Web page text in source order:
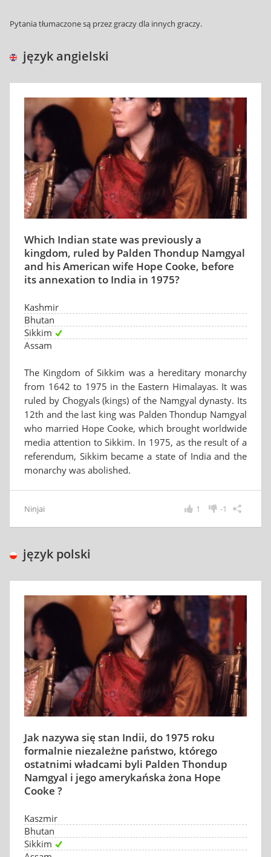
Pytania tłumaczone są przez graczy dla innych graczy.
język angielski
Which Indian state was previously a
kingdom, ruled by Palden Thondup Namgyal
and his American wife Hope Cooke, before
its annexation to India in 1975?
Kashmir
Bhutan
Sikkim
Assam
The Kingdom of Sikkim was a hereditary monarchy
from 1642 to 1975 in the Eastern Himalayas. It was
ruled by Chogyals (kings) of the Namgyal dynasty. Its
12th and the last king was Palden Thondup Namgyal
who married Hope Cooke, which brought worldwide
media attention to Sikkim. In 1975, as the result of a
referendum, Sikkim became a state of India and the
monarchy was abolished.
Ninjai -1
1
język polski
Jak nazywa się stan Indii, do 1975 roku
formalnie niezależne państwo, którego
ostatnimi władcami byli Palden Thondup
Namgyal i jego amerykańska żona Hope
Cooke ?
Kaszmir
Bhutan
Sikkim